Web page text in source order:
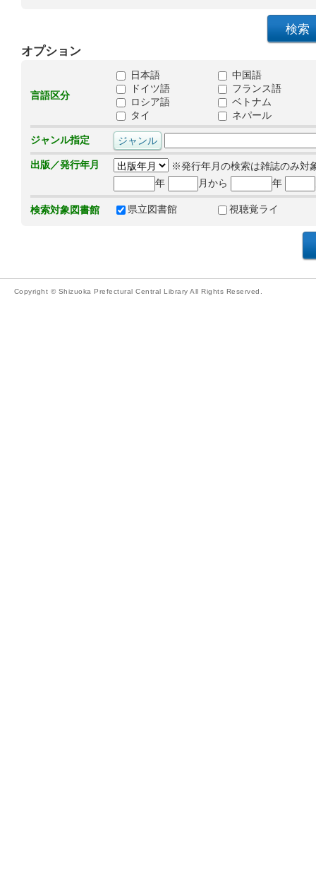
オプション
言語区分
日本語
中国語
ドイツ語
フランス語
ロシア語
ベトナム
タイ
ネパール
ジャンル指定
出版／発行年月
※発行年月の検索は雑誌のみ対
年
月から 年
検索対象図書館 県立図書館 視聴覚ライ
Copyright © Shizuoka Prefectural Central Library All Rights Reserved.